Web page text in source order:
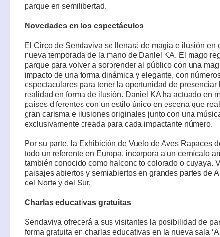
parque en semilibertad.
Novedades en los espectáculos
El Circo de Sendaviva se llenará de magia e ilusión en
nueva temporada de la mano de Daniel KA. El mago
parque para volver a sorprender al público con una
impacto de una forma dinámica y elegante, con
espectaculares para tener la oportunidad de presenciar
realidad en forma de ilusión. Daniel KA ha actuado en
países diferentes con un estilo único en escena que
gran carisma e ilusiones originales junto con una
exclusivamente creada para cada impactante número.
Por su parte, la Exhibición de Vuelo de Aves Rapaces
todo un referente en Europa, incorpora a un cernícalo
también conocido como halconcito colorado o cuyaya.
paisajes abiertos y semiabiertos en grandes partes de
del Norte y del Sur.
Charlas educativas gratuitas
Sendaviva ofrecerá a sus visitantes la posibilidad de
forma gratuita en charlas educativas en la nueva sala